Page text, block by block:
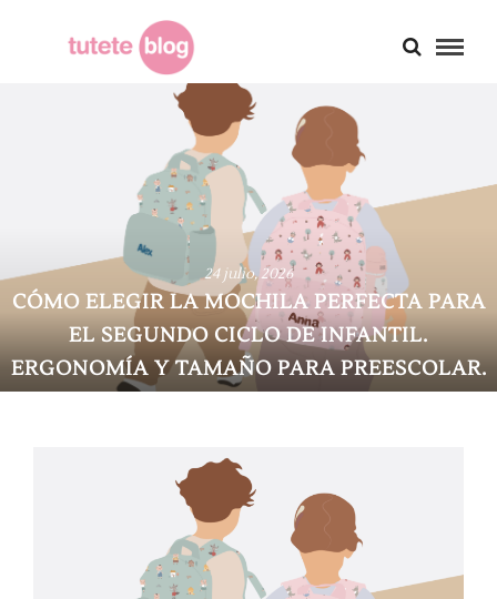
PARA
INFANTIL.
PREESCOLAR.
17 julio, 2026
LISTA DE
GUARDERÍA: TODO LO
NECESITA PARA SU